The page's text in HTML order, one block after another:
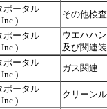
ポータル
その他検
ポータル
ウエハハ
及び関連
ポータル
ガス関連
ポータル
クリーン